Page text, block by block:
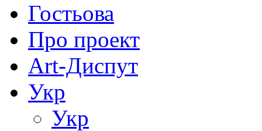
Гостьова
Про проект
Art-Диспут
Укр
Укр